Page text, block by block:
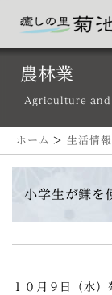
農林業
Agriculture
ホーム >生活情報
小学生が鎌を
１０月９日（水